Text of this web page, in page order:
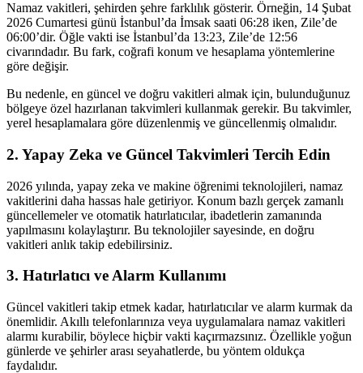
Namaz vakitleri, şehirden şehre farklılık gösterir. Örneğin, 14 Şubat
2026 Cumartesi günü İstanbul’da İmsak saati 06:28 iken, Zile’de
06:00’dir. Öğle vakti ise İstanbul’da 13:23, Zile’de 12:56
civarındadır. Bu fark, coğrafi konum ve hesaplama yöntemlerine
göre değişir.
Bu nedenle, en güncel ve doğru vakitleri almak için, bulunduğunuz
bölgeye özel hazırlanan takvimleri kullanmak gerekir. Bu takvimler,
yerel hesaplamalara göre düzenlenmiş ve güncellenmiş olmalıdır.
2. Yapay Zeka ve Güncel Takvimleri Tercih Edin
2026 yılında, yapay zeka ve makine öğrenimi teknolojileri, namaz
vakitlerini daha hassas hale getiriyor. Konum bazlı gerçek zamanlı
güncellemeler ve otomatik hatırlatıcılar, ibadetlerin zamanında
yapılmasını kolaylaştırır. Bu teknolojiler sayesinde, en doğru
vakitleri anlık takip edebilirsiniz.
3. Hatırlatıcı ve Alarm Kullanımı
Güncel vakitleri takip etmek kadar, hatırlatıcılar ve alarm kurmak da
önemlidir. Akıllı telefonlarınıza veya uygulamalara namaz vakitleri
alarmı kurabilir, böylece hiçbir vakti kaçırmazsınız. Özellikle yoğun
günlerde ve şehirler arası seyahatlerde, bu yöntem oldukça
faydalıdır.